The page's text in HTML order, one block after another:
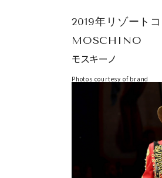
2019年リゾート
MOSCHINO
モスキーノ
Photos courtesy of brand